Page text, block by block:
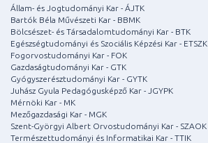
Állam- és Jogtudományi Kar - ÁJTK
Bartók Béla Művészeti Kar - BBMK
Bölcsészet- és Társadalomtudományi Kar - BTK
Egészségtudományi és Szociális Képzési Kar - ETSZK
Fogorvostudományi Kar - FOK
Gazdaságtudományi Kar - GTK
Gyógyszerésztudományi Kar - GYTK
Juhász Gyula Pedagógusképző Kar - JGYPK
Mérnöki Kar - MK
Mezőgazdasági Kar - MGK
Szent-Györgyi Albert Orvostudományi Kar - SZAOK
Természettudományi és Informatikai Kar - TTIK